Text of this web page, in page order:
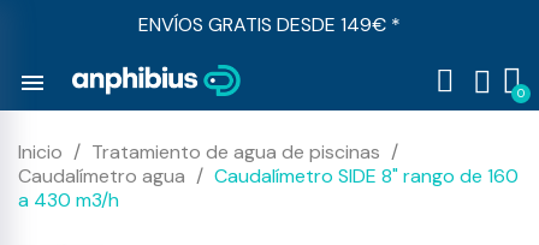
ENVÍOS GRATIS DESDE 149€ *
menu
Inicio
Tratamiento de agua de piscinas
Caudalímetro agua
Caudalímetro SIDE 8" rango de 160
a 430 m3/h